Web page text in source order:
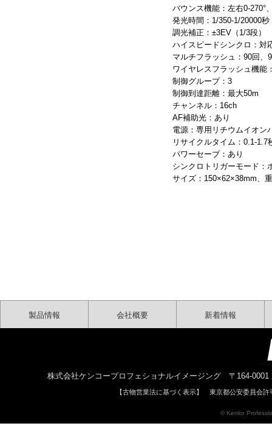
バウンス機能：左右0-270°
発光時間：1/350-1/20000秒
調光補正：±3EV（1/3段）
ハイスピードシンクロ：対
マルチフラッシュ：90回、
ワイヤレスフラッシュ機能
制御グループ：3
制御到達距離：最大50m
チャンネル：16ch
AF補助光：あり
電源：専用リチウムイオン
リサイクルタイム：0.1-
パワーセーブ：あり
シンクロトリガーモード：
サイズ：150×62×38mm、
製品情報 会社概要 新着情報
株式会社ケンコープロフェショナルイメージング 〒164-
【古物営業法に基づく表示】 東京都公安委員会
© Kenko